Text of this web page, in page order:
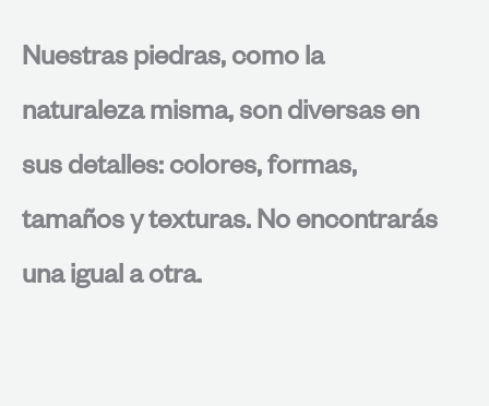
Nuestras piedras, como la
naturaleza misma, son diversas en
sus detalles: colores, formas,
tamaños y texturas. No encontrarás
una igual a otra.